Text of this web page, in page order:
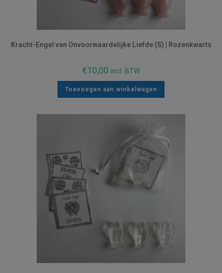
Kracht-Engel van Onvoorwaardelijke Liefde (S) | Rozenkwarts
€10,00 incl. BTW
Toevoegen aan winkelwagen